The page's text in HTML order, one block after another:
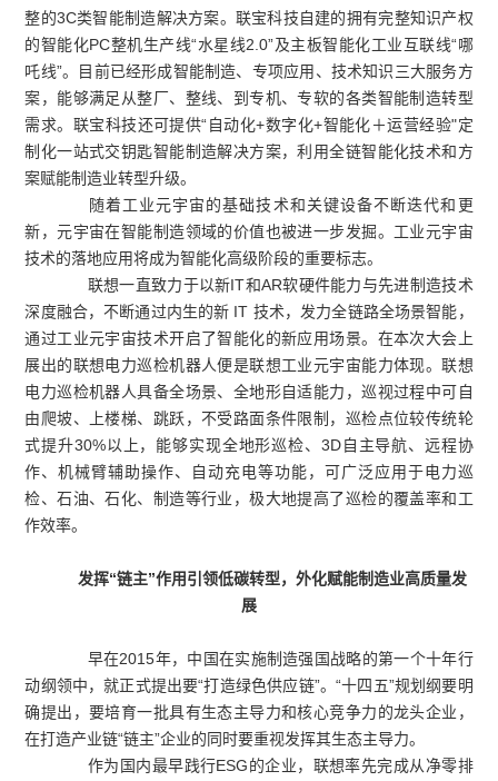
整的3C类智能制造解决方案。联宝科技自建的拥有完整知识产权
的智能化PC整机生产线“水星线2.0”及主板智能化工业互联线“哪
吒线”。目前已经形成智能制造、专项应用、技术知识三大服务方
案，能够满足从整厂、整线、到专机、专软的各类智能制造转型
需求。联宝科技还可提供“自动化+数字化+智能化＋运营经验"定
制化一站式交钥匙智能制造解决方案，利用全链智能化技术和方
案赋能制造业转型升级。
随着工业元宇宙的基础技术和关键设备不断迭代和更
新，元宇宙在智能制造领域的价值也被进一步发掘。工业元宇宙
技术的落地应用将成为智能化高级阶段的重要标志。
联想一直致力于以新IT和AR软硬件能力与先进制造技术
深度融合，不断通过内生的新 IT 技术，发力全链路全场景智能，
通过工业元宇宙技术开启了智能化的新应用场景。在本次大会上
展出的联想电力巡检机器人便是联想工业元宇宙能力体现。联想
电力巡检机器人具备全场景、全地形自适能力，巡视过程中可自
由爬坡、上楼梯、跳跃，不受路面条件限制，巡检点位较传统轮
式提升30%以上，能够实现全地形巡检、3D自主导航、远程协
作、机械臂辅助操作、自动充电等功能，可广泛应用于电力巡
检、石油、石化、制造等行业，极大地提高了巡检的覆盖率和工
作效率。
发挥“链主”作用引领低碳转型，外化赋能制造业高质量发
展
早在2015年，中国在实施制造强国战略的第一个十年行
动纲领中，就正式提出要“打造绿色供应链”。“十四五”规划纲要明
确提出，要培育一批具有生态主导力和核心竞争力的龙头企业，
在打造产业链“链主”企业的同时要重视发挥其生态主导力。
作为国内最早践行ESG的企业，联想率先完成从净零排